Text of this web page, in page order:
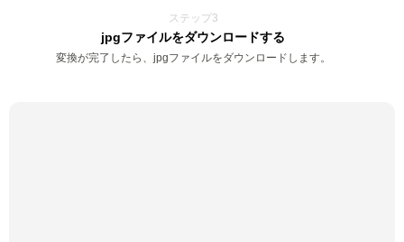
ステップ3
jpgファイルをダウンロードする
変換が完了したら、jpgファイルをダウンロードします。